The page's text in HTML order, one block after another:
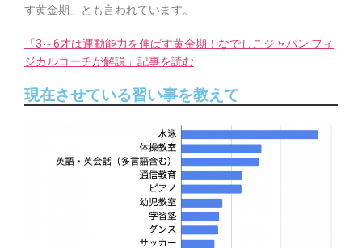
す黄金期」とも言われています。
「3～6才は運動能力を伸ばす黄金期！なでしこジャパン フィ
ジカルコーチが解説」記事を読む
現在させている習い事を教えて